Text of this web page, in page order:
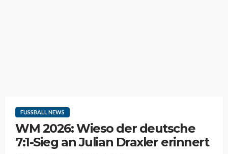
FUSSBALL NEWS
WM 2026: Wieso der deutsche
7:1-Sieg an Julian Draxler erinnert